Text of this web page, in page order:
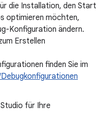
die Installation, den Start
optimieren möchten,
Konfiguration ändern.
Erstellen
finden Sie im
für Ihre